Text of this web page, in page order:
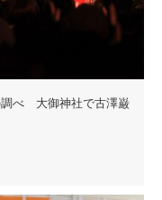
調べ 大御神社で古澤巌